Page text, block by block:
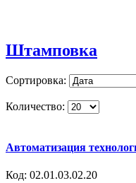
Штамповка
Сортировка:
Количество:
Автоматизация
Код: 02.01.03.02.20